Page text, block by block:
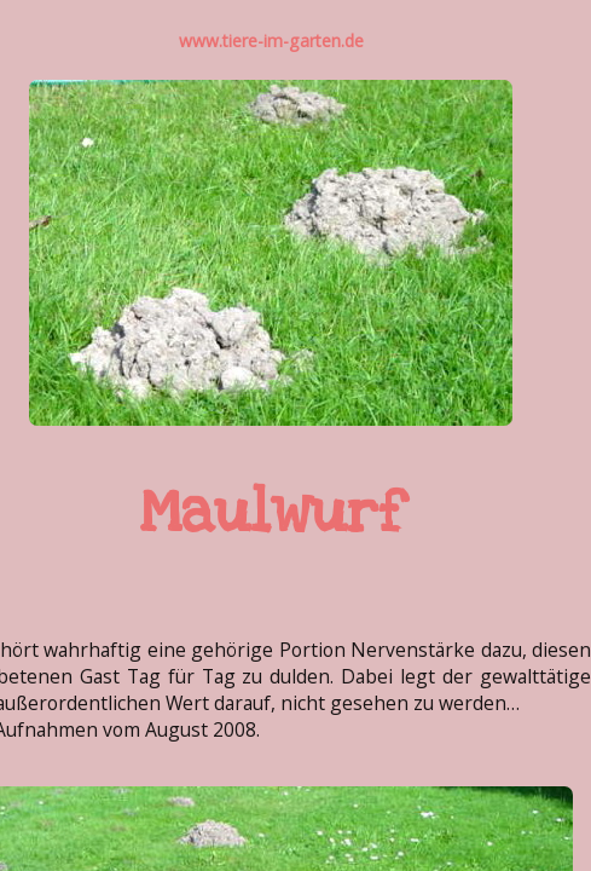
www.tiere-im-garten.de
Maulwurf
wahrhaftig eine gehörige Portion Nervenstärke dazu, diesen
Gast Tag für Tag zu dulden. Dabei legt der gewalttätige
Wert darauf, nicht gesehen zu werden…
vom August 2008.